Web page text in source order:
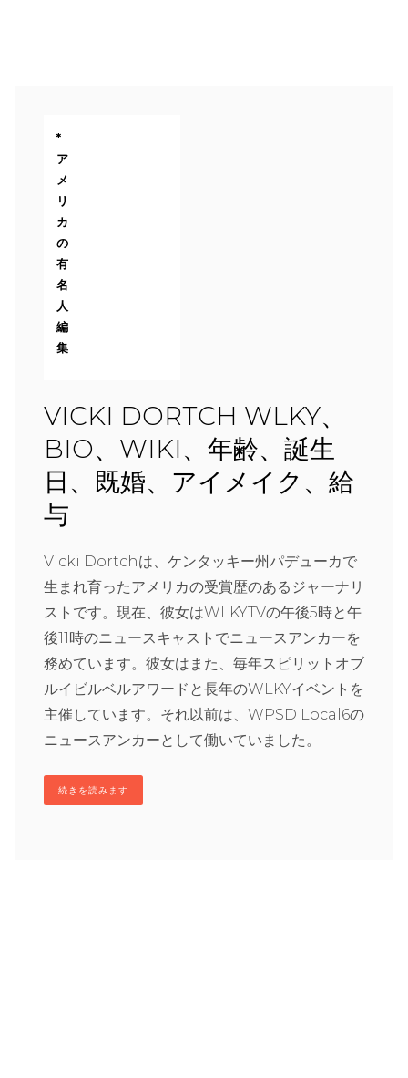
*
ア
メ
リ
カ
の
有
名
人
編
集
VICKI DORTCH WLKY、
BIO、WIKI、年齢、誕生
日、既婚、アイメイク、給
与
Vicki Dortchは、ケンタッキー州パデューカで
生まれ育ったアメリカの受賞歴のあるジャーナリ
ストです。現在、彼女はWLKYTVの午後5時と午
後11時のニュースキャストでニュースアンカーを
務めています。彼女はまた、毎年スピリットオブ
ルイビルベルアワードと長年のWLKYイベントを
主催しています。それ以前は、WPSD Local6の
ニュースアンカーとして働いていました。
続きを読みます